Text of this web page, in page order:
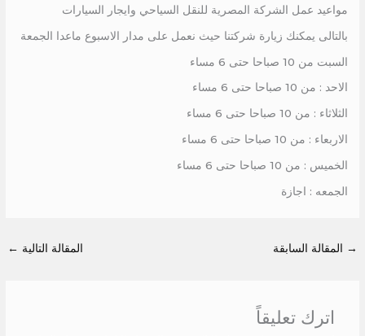
مواعيد عمل الشركة المصرية للنقل السياحي وايجار السيارات
بالتالى يمكنك زيارة شركتنا حيث نعمل على مدار الاسبوع ماعدا الجمعة
السبت من 10 صباحا حتى 6 مساء
الاحد : من 10 صباحا حتى 6 مساء
الثلاثاء : من 10 صباحا حتى 6 مساء
الاربعاء : من 10 صباحا حتى 6 مساء
الخميس : من 10 صباحا حتى 6 مساء
الجمعه : اجازة
→ المقالة السابقة المقالة التالية ←
اترك تعليقاً